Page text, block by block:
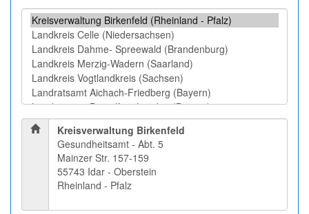
Kreisverwaltung Birkenfeld
Gesundheitsamt - Abt. 5
Mainzer Str. 157-159
55743 Idar - Oberstein
Rheinland - Pfalz